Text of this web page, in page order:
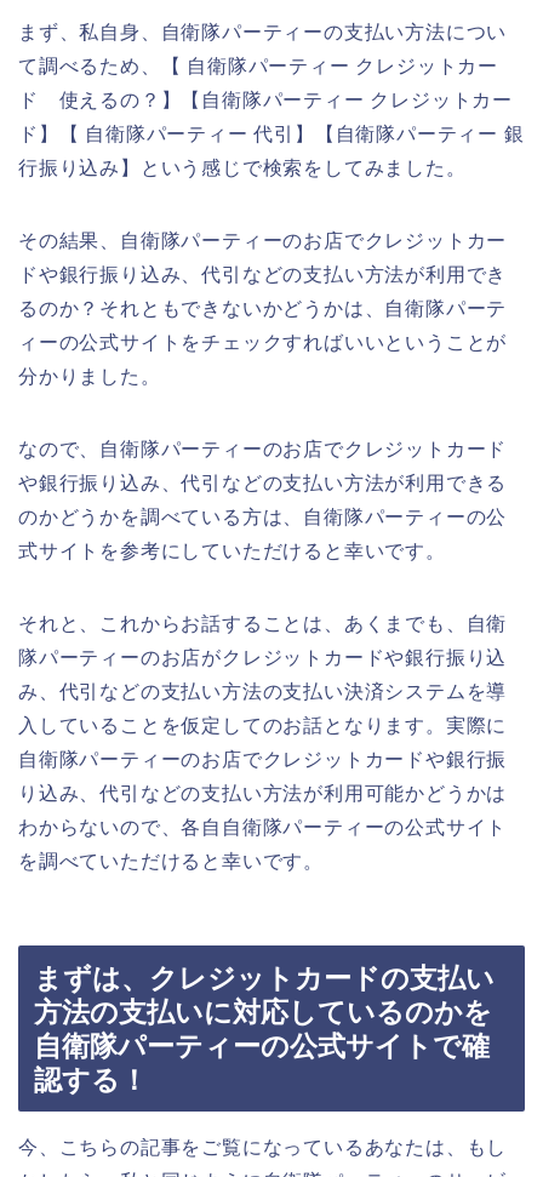
まず、私自身、自衛隊パーティーの支払い方法につい
て調べるため、【 自衛隊パーティー クレジットカー
ド 使えるの？】【自衛隊パーティー クレジットカー
ド】【 自衛隊パーティー 代引】【自衛隊パーティー 銀
行振り込み】という感じで検索をしてみました。
その結果、自衛隊パーティーのお店でクレジットカー
ドや銀行振り込み、代引などの支払い方法が利用でき
るのか？それともできないかどうかは、自衛隊パーテ
ィーの公式サイトをチェックすればいいということが
分かりました。
なので、自衛隊パーティーのお店でクレジットカード
や銀行振り込み、代引などの支払い方法が利用できる
のかどうかを調べている方は、自衛隊パーティーの公
式サイトを参考にしていただけると幸いです。
それと、これからお話することは、あくまでも、自衛
隊パーティーのお店がクレジットカードや銀行振り込
み、代引などの支払い方法の支払い決済システムを導
入していることを仮定してのお話となります。実際に
自衛隊パーティーのお店でクレジットカードや銀行振
り込み、代引などの支払い方法が利用可能かどうかは
わからないので、各自自衛隊パーティーの公式サイト
を調べていただけると幸いです。
まずは、クレジットカードの支払い
方法の支払いに対応しているのかを
自衛隊パーティーの公式サイトで確
認する！
今、こちらの記事をご覧になっているあなたは、もし